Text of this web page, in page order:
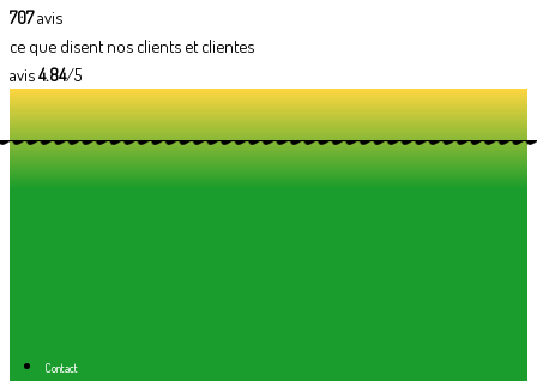
707avis
ce que disent nos clients et clientes
avis4.84/5
Contact